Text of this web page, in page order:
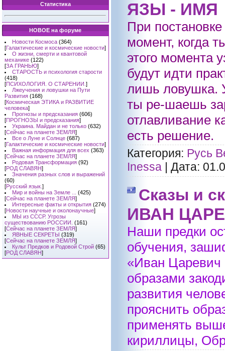
Статистика
НОВОЕ на форуме
Новости Космоса (364)
[Галактические и космические новости]
О жизни, смерти и квантовой
механике (122)
[ЗА ГРАНЬЮ]
СТАРОСТЬ и психология старости
(418)
[ПСИХОЛОГИЯ. О СТАРЕНИИ. ]
Лжеучения и ловушки на Пути
Развития (168)
[Космическая ЭТИКА и РАЗВИТИЕ
человека]
Прогнозы и предсказания (606)
[ПРОГНОЗЫ и предсказания]
Украина. Майдан и не только (632)
[Сейчас на планете ЗЕМЛЯ]
Все о Луне и Солнце (687)
[Галактические и космические новости]
Важная информация для всех (363)
[Сейчас на планете ЗЕМЛЯ]
Родовая Трансформация (92)
[РОД СЛАВЯН]
Значения разных слов и выражений
(60)
[Русский язык. ]
Мир и войны на Земле ...
(425)
[Сейчас на планете ЗЕМЛЯ]
Интересные факты и открытия (274)
[Новости научные и околонаучные]
МЫ из СССР. Угрозы
существованию РОССИИ. (161)
[Сейчас на планете ЗЕМЛЯ]
ЯВНЫЕ СЕКРЕТЫ (319)
[Сейчас на планете ЗЕМЛЯ]
Культ Предков и Родовой Строй (65)
[РОД СЛАВЯН]
ЯЗЫ - ИМЯ
При
момент, когда
этого момента
будут идти
лишь ловушка.
ты ре-шаешь
отлавливание
есть решение.
Категория: Русь
Inessa
Дата:
Сказы и
ИВАН
Наши предки
обучения,
«Иван Царевич
образами
развития
прояснить
применять
кириллицы,